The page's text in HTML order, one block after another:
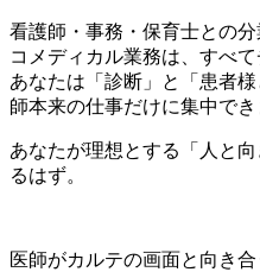
看護師・事務・保育士との分
コメディカル業務は、すべて
あなたは「診断」と「患者
師本来の仕事だけに集中でき
あなたが理想とする「人と
るはず。
医師がカルテの画面と向き